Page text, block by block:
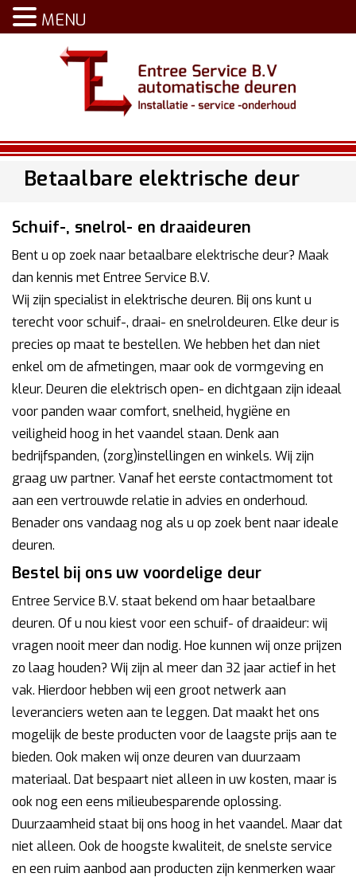
Betaalbare elektrische deur
Schuif-, snelrol- en draaideuren
Bent u op zoek naar betaalbare elektrische deur? Maak
dan kennis met Entree Service B.V.
Wij zijn specialist in elektrische deuren. Bij ons kunt u
terecht voor schuif-, draai- en snelroldeuren. Elke deur is
precies op maat te bestellen. We hebben het dan niet
enkel om de afmetingen, maar ook de vormgeving en
kleur. Deuren die elektrisch open- en dichtgaan zijn ideaal
voor panden waar comfort, snelheid, hygiëne en
veiligheid hoog in het vaandel staan. Denk aan
bedrijfspanden, (zorg)instellingen en winkels. Wij zijn
graag uw partner. Vanaf het eerste contactmoment tot
aan een vertrouwde relatie in advies en onderhoud.
Benader ons vandaag nog als u op zoek bent naar ideale
deuren.
Bestel bij ons uw voordelige deur
Entree Service B.V. staat bekend om haar betaalbare
deuren. Of u nou kiest voor een schuif- of draaideur: wij
vragen nooit meer dan nodig. Hoe kunnen wij onze prijzen
zo laag houden? Wij zijn al meer dan 32 jaar actief in het
vak. Hierdoor hebben wij een groot netwerk aan
leveranciers weten aan te leggen. Dat maakt het ons
mogelijk de beste producten voor de laagste prijs aan te
bieden. Ook maken wij onze deuren van duurzaam
materiaal. Dat bespaart niet alleen in uw kosten, maar is
ook nog een eens milieubesparende oplossing.
Duurzaamheid staat bij ons hoog in het vaandel. Maar dat
niet alleen. Ook de hoogste kwaliteit, de snelste service
en een ruim aanbod aan producten zijn kenmerken waar
MENU